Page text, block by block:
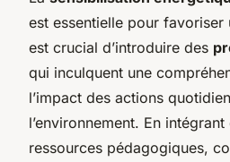
est essentielle pour favoriser
est crucial d’introduire des
qui inculquent une
l’impact des actions
l’environnement. En
ressources pédagogiques,